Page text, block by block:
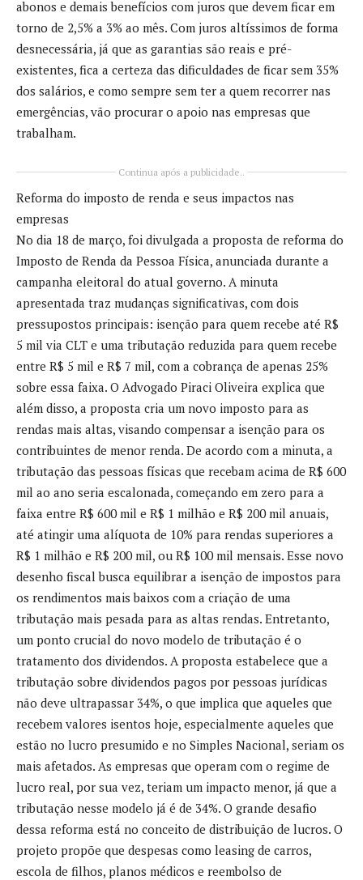
abonos e demais benefícios com juros que devem ficar em
torno de 2,5% a 3% ao mês. Com juros altíssimos de forma
desnecessária, já que as garantias são reais e pré-
existentes, fica a certeza das dificuldades de ficar sem 35%
dos salários, e como sempre sem ter a quem recorrer nas
emergências, vão procurar o apoio nas empresas que
trabalham.
Continua após a publicidade..
Reforma do imposto de renda e seus impactos nas
empresas
No dia 18 de março, foi divulgada a proposta de reforma do
Imposto de Renda da Pessoa Física, anunciada durante a
campanha eleitoral do atual governo. A minuta
apresentada traz mudanças significativas, com dois
pressupostos principais: isenção para quem recebe até R$
5 mil via CLT e uma tributação reduzida para quem recebe
entre R$ 5 mil e R$ 7 mil, com a cobrança de apenas 25%
sobre essa faixa. O Advogado Piraci Oliveira explica que
além disso, a proposta cria um novo imposto para as
rendas mais altas, visando compensar a isenção para os
contribuintes de menor renda. De acordo com a minuta, a
tributação das pessoas físicas que recebam acima de R$ 600
mil ao ano seria escalonada, começando em zero para a
faixa entre R$ 600 mil e R$ 1 milhão e R$ 200 mil anuais,
até atingir uma alíquota de 10% para rendas superiores a
R$ 1 milhão e R$ 200 mil, ou R$ 100 mil mensais. Esse novo
desenho fiscal busca equilibrar a isenção de impostos para
os rendimentos mais baixos com a criação de uma
tributação mais pesada para as altas rendas. Entretanto,
um ponto crucial do novo modelo de tributação é o
tratamento dos dividendos. A proposta estabelece que a
tributação sobre dividendos pagos por pessoas jurídicas
não deve ultrapassar 34%, o que implica que aqueles que
recebem valores isentos hoje, especialmente aqueles que
estão no lucro presumido e no Simples Nacional, seriam os
mais afetados. As empresas que operam com o regime de
lucro real, por sua vez, teriam um impacto menor, já que a
tributação nesse modelo já é de 34%. O grande desafio
dessa reforma está no conceito de distribuição de lucros. O
projeto propõe que despesas como leasing de carros,
escola de filhos, planos médicos e reembolso de